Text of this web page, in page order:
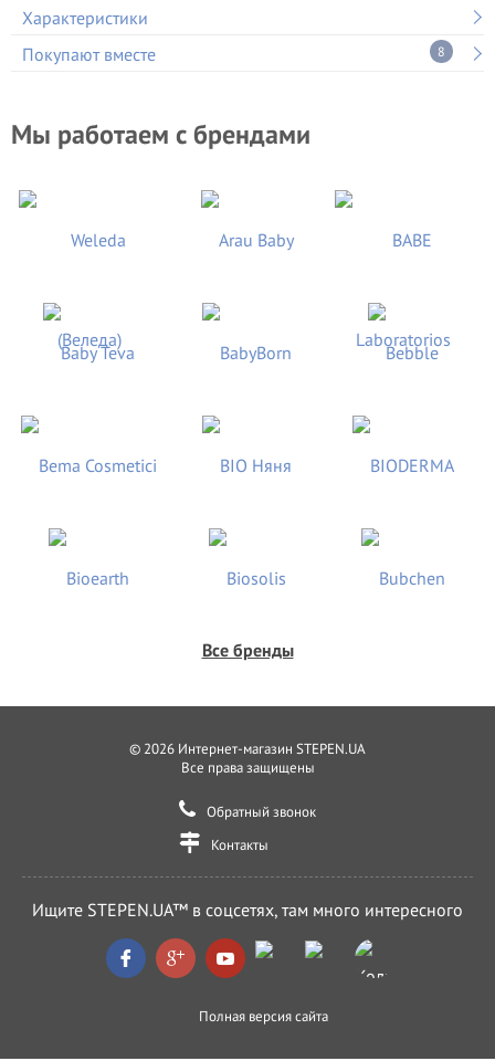
Характеристики
Покупают вместе
8
Мы работаем с брендами
Все бренды
© 2026 Интернет-магазин STEPEN.UA
Все права защищены
Обратный звонок
Контакты
Ищите STEPEN.UA™ в соцсетях, там много интересного
Полная версия сайта